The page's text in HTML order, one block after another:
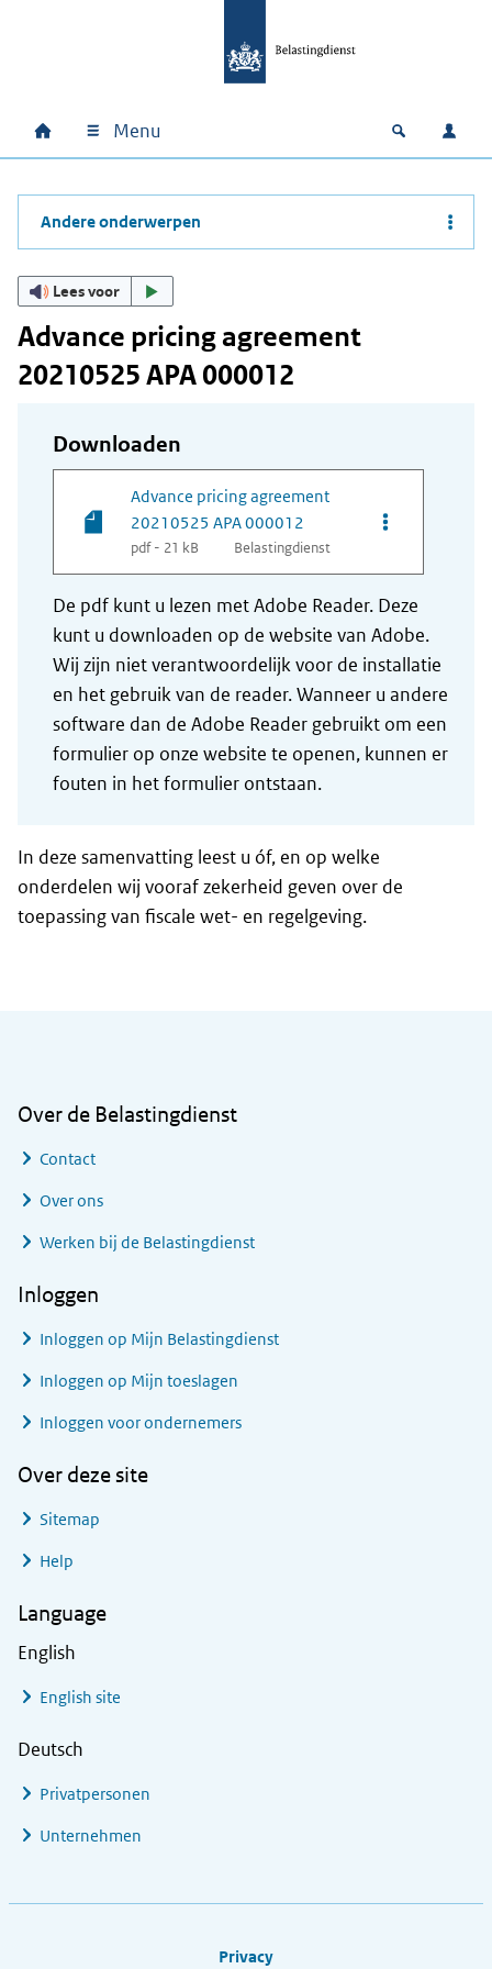
Hoofdnavigatie
Home Menu Open
Andere onderwerpen
Lees voor
Advance pricing agreement
20210525 APA 000012
Downloaden
Advance pricing agreement
20210525 APA 000012
pdf - 21 kB Belastingdienst
Opties van
De pdf kunt u lezen met Adobe Reader. Deze
kunt u downloaden op de website van Adobe.
Wij zijn niet verantwoordelijk voor de installatie
en het gebruik van de reader. Wanneer u andere
software dan de Adobe Reader gebruikt om een
formulier op onze website te openen, kunnen er
fouten in het formulier ontstaan.
In deze samenvatting leest u óf, en op welke
onderdelen wij vooraf zekerheid geven over de
toepassing van fiscale wet- en regelgeving.
Over de Belastingdienst
Contact
Over ons
Werken bij de Belastingdienst
Inloggen
Inloggen op Mijn Belastingdienst
Inloggen op Mijn toeslagen
Inloggen voor ondernemers
Over deze site
Sitemap
Help
Language
English
English site
Deutsch
Privatpersonen
Unternehmen
Privacy